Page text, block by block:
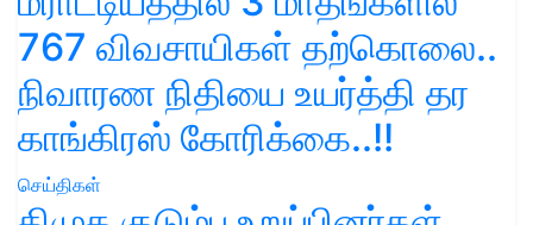
767 விவசாயிகள் தற்கொலை..
நிவாரண நிதியை உயர்த்தி தர
காங்கிரஸ் கோரிக்கை..!!
செய்திகள்